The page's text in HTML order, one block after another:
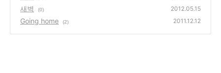
새벽 (0) 2012.05.15
Going home (2) 2011.12.12